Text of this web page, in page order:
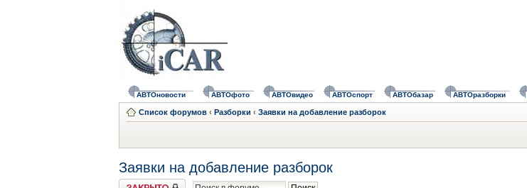
АВТОновости АВТОфото АВТОвидео АВТОспорт АВТОбазар АВТОразборки
Список форумов ‹ Разборки ‹ Заявки на добавление разборок
Заявки на добавление разборок
Форум закрыт